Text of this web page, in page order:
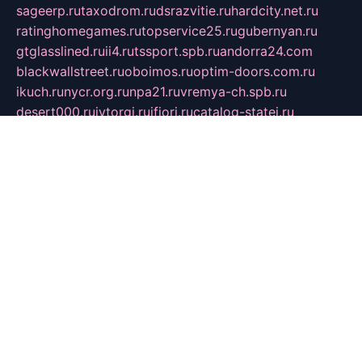
sageerp.rutaxodrom.rudsrazvitie.ruhardcity.net.ru
ratinghomegames.rutopservice25.rugubernyan.ru
gtglasslined.ruii4.rutssport.spb.ruandorra24.com
blackwallstreet.ruoboimos.ruoptim-doors.com.ru
ikuch.runycr.org.runpa21.ruvremya-ch.spb.ru
desert000.ruivtorgi.ruifiori.rucatalog-statei.ru